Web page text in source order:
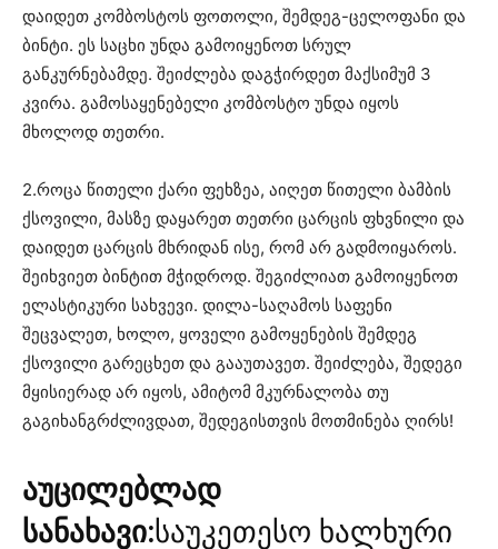
დაიდეთ კომბოსტოს ფოთოლი, შემდეგ-ცელოფანი და
ბინტი. ეს საცხი უნდა გამოიყენოთ სრულ
განკურნებამდე. შეიძლება დაგჭირდეთ მაქსიმუმ 3
კვირა. გამოსაყენებელი კომბოსტო უნდა იყოს
მხოლოდ თეთრი.
2.როცა წითელი ქარი ფეხზეა, აიღეთ წითელი ბამბის
ქსოვილი, მასზე დაყარეთ თეთრი ცარცის ფხვნილი და
დაიდეთ ცარცის მხრიდან ისე, რომ არ გადმოიყაროს.
შეიხვიეთ ბინტით მჭიდროდ. შეგიძლიათ გამოიყენოთ
ელასტიკური სახვევი. დილა-საღამოს საფენი
შეცვალეთ, ხოლო, ყოველი გამოყენების შემდეგ
ქსოვილი გარეცხეთ და გააუთავეთ. შეიძლება, შედეგი
მყისიერად არ იყოს, ამიტომ მკურნალობა თუ
გაგიხანგრძლივდათ, შედეგისთვის მოთმინება ღირს!
აუცილებლად
სანახავი:საუკეთესო ხალხური